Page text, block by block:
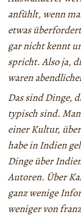
anfühlt, wenn
etwas
gar nicht kennt
spricht. Also ja,
waren
Das sind Dinge,
typisch sind.
einer Kultur,
habe in Indien
Dinge über
Autoren. Über
ganz wenige
weniger von